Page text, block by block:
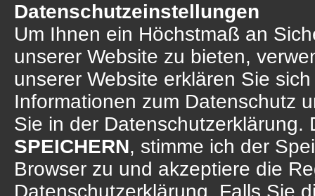
Datenschutzeinstellungen
Um Ihnen ein Höchstmaß an
unserer Website zu bieten,
unserer Website erklären Sie
Informationen zum Datenschutz
Sie in der Datenschutzerklärung.
SPEICHERN, stimme ich der
Browser zu und akzeptiere die
Datenschutzerklärung. Falls Sie